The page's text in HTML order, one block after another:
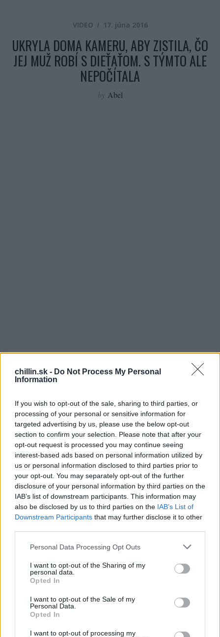
chillin.sk - Do Not Process My Personal
Information
If you wish to opt-out of the sale, sharing to third parties, or
processing of your personal or sensitive information for
targeted advertising by us, please use the below opt-out
section to confirm your selection. Please note that after your
opt-out request is processed you may continue seeing
interest-based ads based on personal information utilized by
us or personal information disclosed to third parties prior to
your opt-out. You may separately opt-out of the further
disclosure of your personal information by third parties on the
IAB’s list of downstream participants. This information may
also be disclosed by us to third parties on the IAB’s List of
Downstream Participants that may further disclose it to other
Personal Data Processing Opt Outs
I want to opt-out of the Sharing of my
personal data.
Opted In
I want to opt-out of the Sale of my
Personal Data.
Opted In
I want to opt-out of processing my
VIDEO 17. júna 2016
UKRYLA DOMA KAMERU, ABY ZISTILA, ČO
JEJ MUŽ ROBÍ S DIEŤAŤOM. S TÝMTO ALE
NEPOČÍTALA
by Abel
K
eď sú muži sami doma, nemusí to vždy končiť
zrovna najpríjemnejšie. Občas si snažia
zodpovednosť ide niekedy bokom. Táto žena si
preto povedala, že zistí, čo vlastne robí jej muž, keď ho
nechá ich drobcom doma samotného …
Ku koncu videa môžete vidieť, že na kameru asi prišiel,
takže veľmi dobre schovaná nebola. Každopádne sa
pozrite, ako to prebiehalo, toto jej muselo neskutočne
potešiť,
S
a
f
o
r
: